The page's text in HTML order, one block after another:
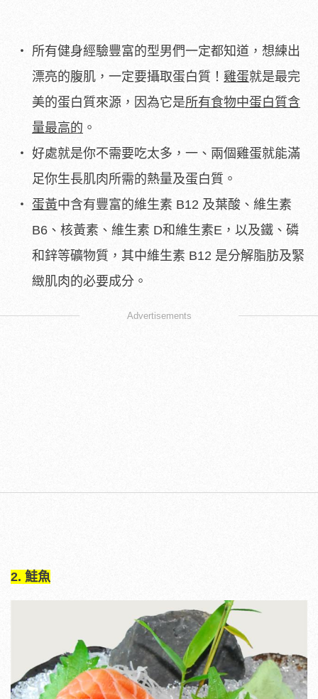
所有健身經驗豐富的型男們一定都知道，想練出
漂亮的腹肌，一定要攝取蛋白質！ 雞蛋就是最完
美的蛋白質來源，因為它是所有食物中蛋白質含
量最高的 。
好處就是你不需要吃太多，一、兩個雞蛋就能滿
足你生長肌肉所需的熱量及蛋白質。
蛋黃中含有豐富的維生素 B12 及葉酸、維生素
B6、核黃素、維生素 D和維生素E，以及鐵、磷
和鋅等礦物質，其中維生素 B12 是分解脂肪及緊
緻肌肉的必要成分。
Advertisements
2. 鮭魚